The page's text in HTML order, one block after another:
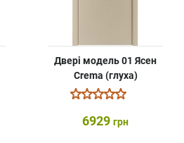
Двері модель 01 Ясен
Crema (глуха)
6929 грн